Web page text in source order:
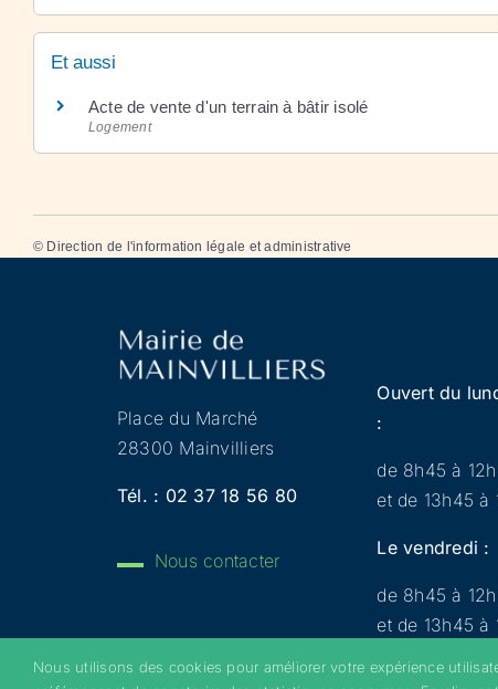
Et aussi
Acte de vente d'un terrain à bâtir isolé
Logement
© Direction de l'information légale et administrative
Place du Marché
28300 Mainvilliers
Tél. : 02 37 18 56 80
Nous contacter
Ouvert du
:
de 8h45 à
et de 13h45 à
Le vendredi :
de 8h45 à
et de 13h45 à
Nous utilisons des cookies pour améliorer votre expérience